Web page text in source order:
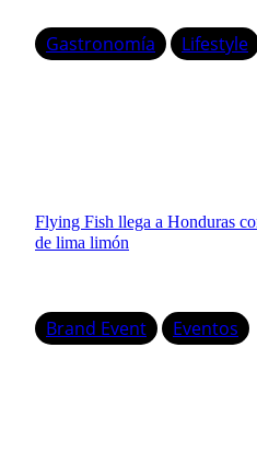
Gastronomía Lifestyle
Flying Fish llega a Honduras
de lima limón
Brand Event Eventos